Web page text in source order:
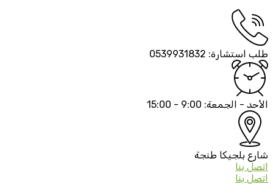
طلب استشارة: 0539931832
الأحد - الجمعة: 9:00 - 15:00
شارع بلجيكا طنجة
اتصل بنا
اتصل بنا